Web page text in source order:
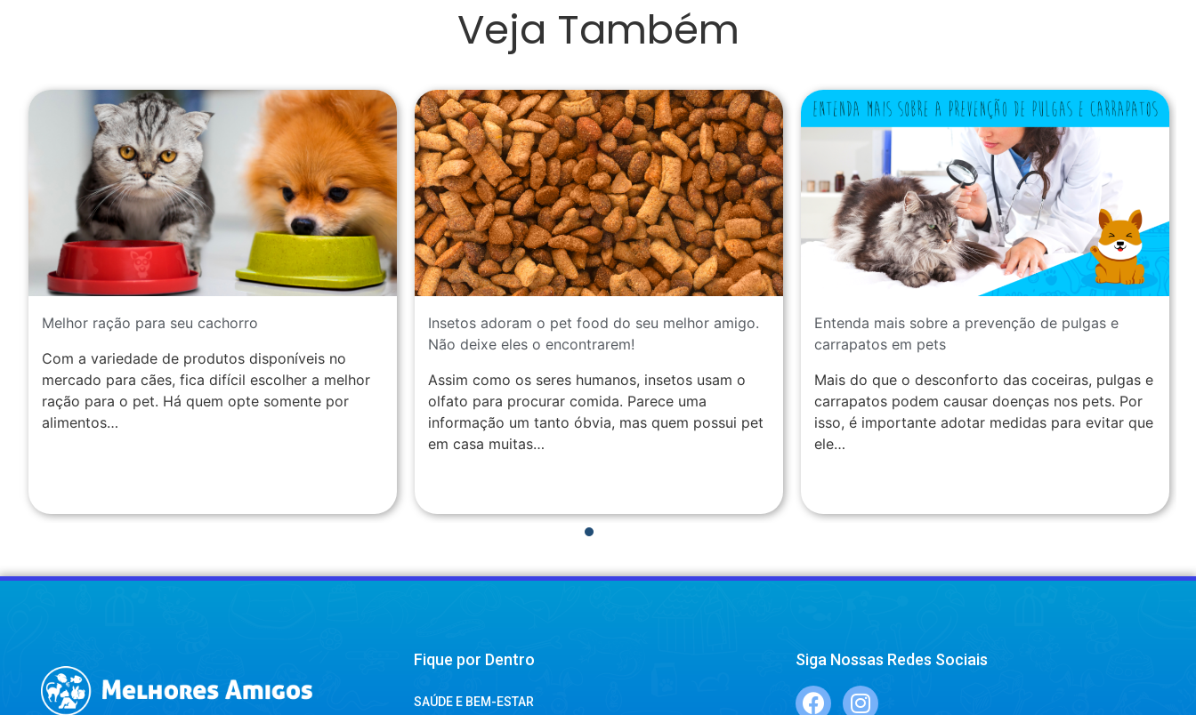
Veja Também
Melhor ração para seu cachorro
Com a variedade de produtos disponíveis no
mercado para cães, fica difícil escolher a melhor
ração para o pet. Há quem opte somente por
alimentos…
Insetos adoram o pet food do seu melhor amigo.
Não deixe eles o encontrarem!
Assim como os seres humanos, insetos usam o
olfato para procurar comida. Parece uma
informação um tanto óbvia, mas quem possui pet
em casa muitas…
Entenda mais sobre a prevenção de pulgas e
carrapatos em pets
Mais do que o desconforto das coceiras, pulgas e
carrapatos podem causar doenças nos pets. Por
isso, é importante adotar medidas para evitar que
ele…
Fique por Dentro
SAÚDE E BEM-ESTAR
Siga Nossas Redes Sociais